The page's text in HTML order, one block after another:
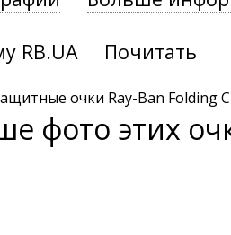
RB.UA Почитать
фото этих